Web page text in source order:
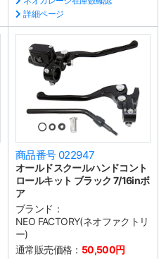
詳細ページ
商品番号 022947
オールドスクールハンドコント
ロールキット ブラック 7/16inボ
ア
ブランド：
NEO FACTORY(ネオファクトリ
ー)
通常販売価格： 50,500円